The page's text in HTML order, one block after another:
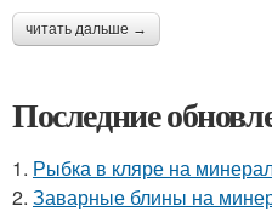
читать дальше →
Последние
1. Рыбка в кляре на
2. Заварные блины на